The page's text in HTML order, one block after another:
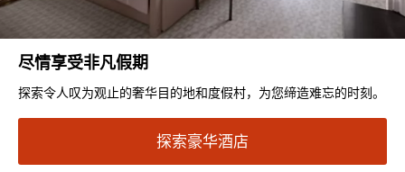
尽情享受非凡假期
探索令人叹为观止的奢华目的地和度假村，为您缔造难忘的时刻。
探索豪华酒店